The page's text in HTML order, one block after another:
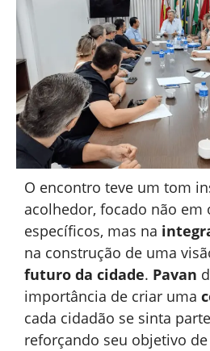
O encontro teve um tom
acolhedor, focado não em
específicos, mas na
na construção de uma
futuro da cidade. Pavan
importância de criar uma
cada cidadão se sinta
reforçando seu objetivo